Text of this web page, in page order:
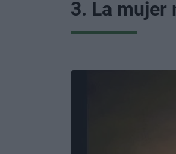
3. La mujer